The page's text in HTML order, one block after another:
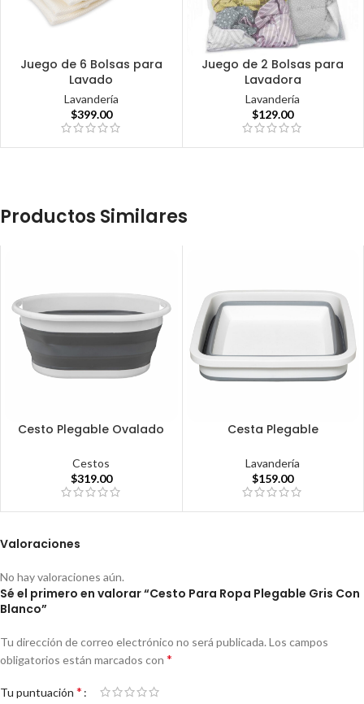
Juego de 6 Bolsas para
Lavado
Lavandería
$399.00
Juego de 2 Bolsas para
Lavadora
Lavandería
$129.00
Productos Similares
Cesto Plegable Ovalado
Cestos
$319.00
Cesta Plegable
Lavandería
$159.00
Valoraciones
No hay valoraciones aún.
Sé el primero en valorar “Cesto Para Ropa Plegable Gris Con
Blanco”
Tu dirección de correo electrónico no será publicada. Los campos
obligatorios están marcados con *
Tu puntuación *